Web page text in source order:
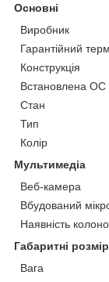
Основні
Виробник
Гарантійний
Конструкція
Встановлена ОС
Стан
Тип
Колір
Мультимедіа
Веб-камера
Вбудований
Наявність
Габаритні
Вага